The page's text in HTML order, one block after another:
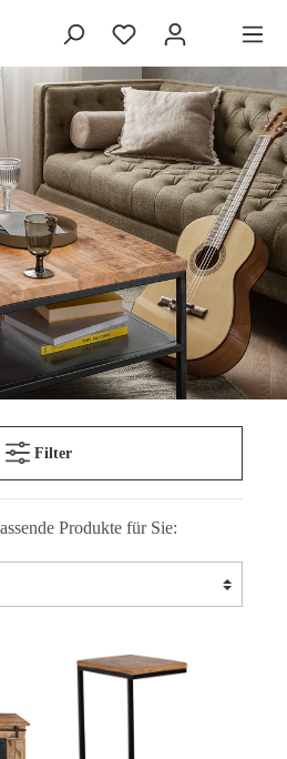
Filter
Produkte für Sie: